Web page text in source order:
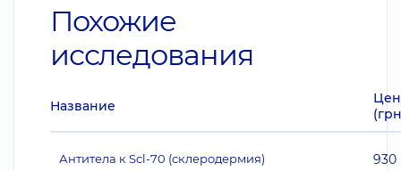
Похожие
исследования
Название
Антитела к Scl-70 (склеродермия) 930